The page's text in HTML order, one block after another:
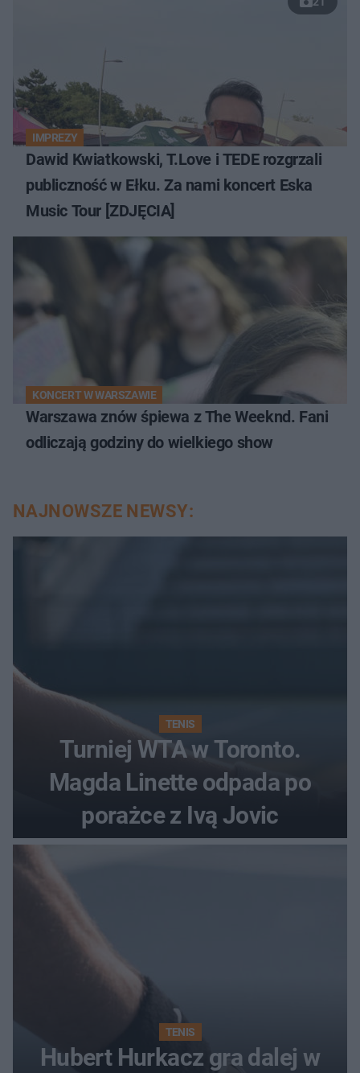
IMPREZY
Dawid Kwiatkowski, T.Love i TEDE rozgrzali
publiczność w Ełku. Za nami koncert Eska
Music Tour [ZDJĘCIA]
KONCERT W WARSZAWIE
Warszawa znów śpiewa z The Weeknd. Fani
odliczają godziny do wielkiego show
NAJNOWSZE NEWSY:
TENIS
Turniej WTA w Toronto.
Magda Linette odpada po
porażce z Ivą Jovic
TENIS
Hubert Hurkacz gra dalej w